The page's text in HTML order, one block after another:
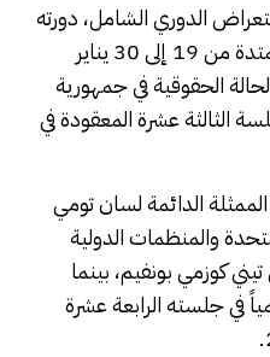
الدوري الشامل، دورته
الحادية والخمسين في الفترة الممتدة من 19 إلى 30 يناير
الحقوقية في جمهورية
الثالثة عشرة المعقودة في
الدائمة لسان تومي
والمنظمات الدولية
كوزمي بونفيم، بينما
في جلسته الرابعة عشرة